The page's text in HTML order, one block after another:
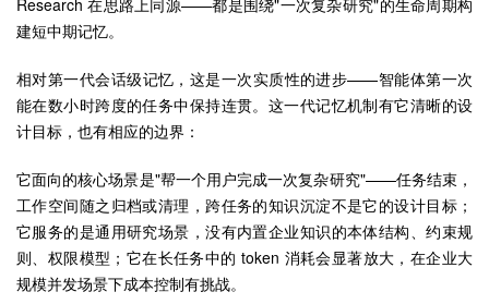
建短中期记忆。
相对第一代会话级记忆，这是一次实质性的进步——智能体第一次
能在数小时跨度的任务中保持连贯。这一代记忆机制有它清晰的设
计目标，也有相应的边界：
它面向的核心场景是"帮一个用户完成一次复杂研究"——任务结束，
工作空间随之归档或清理，跨任务的知识沉淀不是它的设计目标；
它服务的是通用研究场景，没有内置企业知识的本体结构、约束规
则、权限模型；它在长任务中的 token 消耗会显著放大，在企业大
规模并发场景下成本控制有挑战。